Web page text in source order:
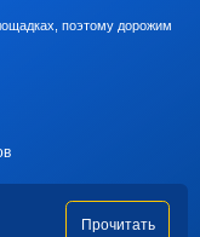
поэтому дорожим
Прочитать